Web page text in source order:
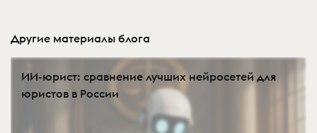
Другие материалы блога
ИИ-юрист: сравнение лучших нейросетей для
юристов в России